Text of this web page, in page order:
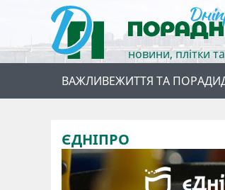
новини, плітки
ВАЖЛИВЕЖИТТЯ ТА ПОРАДИ
ЄДНІПРО